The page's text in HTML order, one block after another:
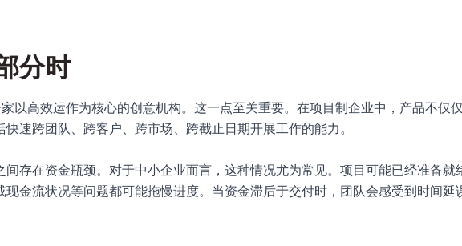
分时
以高效运作为核心的创意机构。这一点至关重要。在项目制企业中，产品不仅
速跨团队、跨客户、跨市场、跨截止日期开展工作的能力。
存在资金瓶颈。对于中小企业而言，这种情况尤为常见。项目可能已经准备就
金流状况等问题都可能拖慢进度。当资金滞后于交付时，团队会感受到时间延